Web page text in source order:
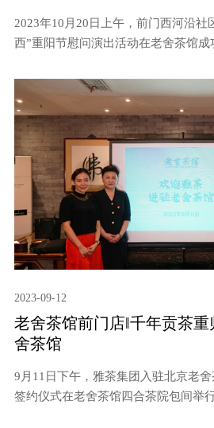
2023年10月20日上午，前门西河沿社
西”重阳节慰问演出活动在老舍茶馆
加兴，西城区人大代表、大碗茶公司
华夏银行北京和平门支行副行长周丹
记张晨茜共同出席了本次活动。辖区
单位成员、统战艺术团成员参与了此
河沿社区专职党务副书记王喆和华夏
共同主持。
2023-09-12
老舍茶馆前门店‖千年贡茶
舍茶馆
9月11日下午，雅茶集团入驻北京老
签约仪式在老舍茶馆四合茶院包间举